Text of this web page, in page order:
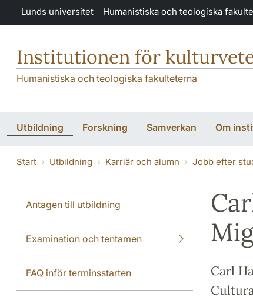
Hoppa till huvudinnehåll
Lunds universitet Humanistiska och teologiska
Institutionen för
Humanistiska och teologiska fakulteterna
Utbildning Forskning Samverkan Om
Start Utbildning Karriär och alumn Jobb efter
Antagen till utbildning
Examination och tentamen
FAQ inför terminsstarten
Carl